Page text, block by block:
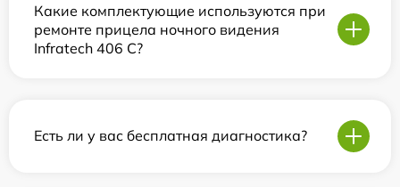
Какие комплектующие используются при
ремонте прицела ночного видения
Infratech 406 С?
Есть ли у вас бесплатная диагностика?